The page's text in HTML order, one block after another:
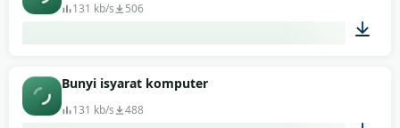
131 kb/s 506
Bunyi isyarat komputer
131 kb/s 488